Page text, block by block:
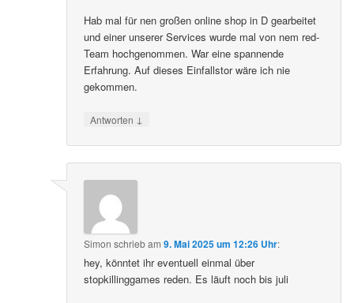
Hab mal für nen großen online shop in D gearbeitet
und einer unserer Services wurde mal von nem red-
Team hochgenommen. War eine spannende
Erfahrung. Auf dieses Einfallstor wäre ich nie
gekommen.
Antworten ↓
Simon schriebam9. Mai 2025 um 12:26 Uhr:
hey, könntet ihr eventuell einmal über
stopkillinggames reden. Es läuft noch bis juli